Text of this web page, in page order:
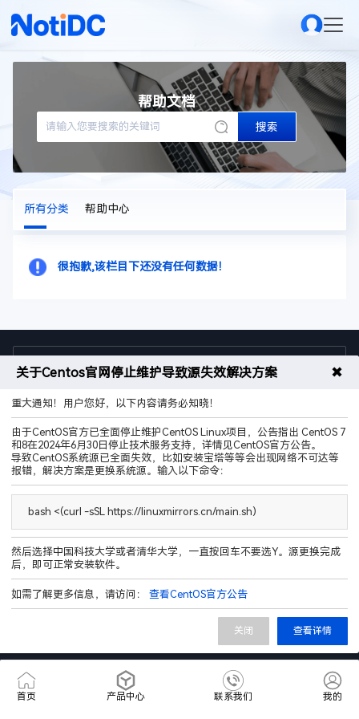
帮助文档
搜索
所有分类 帮助中心
很抱歉,该栏目下还没有任何数据！
售前咨询热线400-9989-596
运营主体 厦门破碎工坊网络科技有限公司
营业执照 91350213MAET4B2X3F
电信增值业务许可证(ISP/IDC/CDN) B1-20242576
闽ICP备2023023682号-2
闽公网安备35020602003166号
首页 产品中心 联系我们 我的
关于Centos官网停止维护导致源失效解决方案 ✖
重大通知！用户您好，以下内容请务必知晓！
由于CentOS官方已全面停止维护CentOS Linux项目，公告指出 CentOS 7
和8在2024年6月30日停止技术服务支持，详情见CentOS官方公告。
导致CentOS系统源已全面失效，比如安装宝塔等等会出现网络不可达等
报错，解决方案是更换系统源。输入以下命令：
bash <(curl -sSL https://linuxmirrors.cn/main.sh)
然后选择中国科技大学或者清华大学，一直按回车不要选Y。源更换完成
后，即可正常安装软件。
如需了解更多信息，请访问： 查看CentOS官方公告
查看详情
关闭